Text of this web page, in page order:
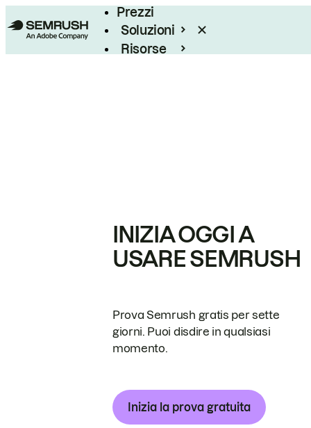
Prezzi
Soluzioni
Risorse
INIZIA OGGI A
USARE SEMRUSH
Prova Semrush gratis per sette
giorni. Puoi disdire in qualsiasi
momento.
Inizia la prova gratuita